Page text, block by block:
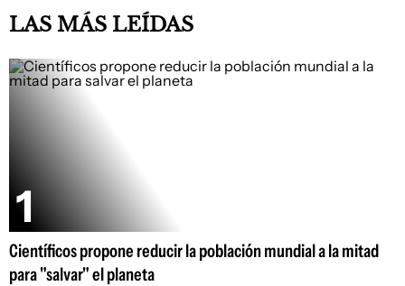
LAS MÁS LEÍDAS
Científicos propone reducir la población mundial a la mitad
para "salvar" el planeta